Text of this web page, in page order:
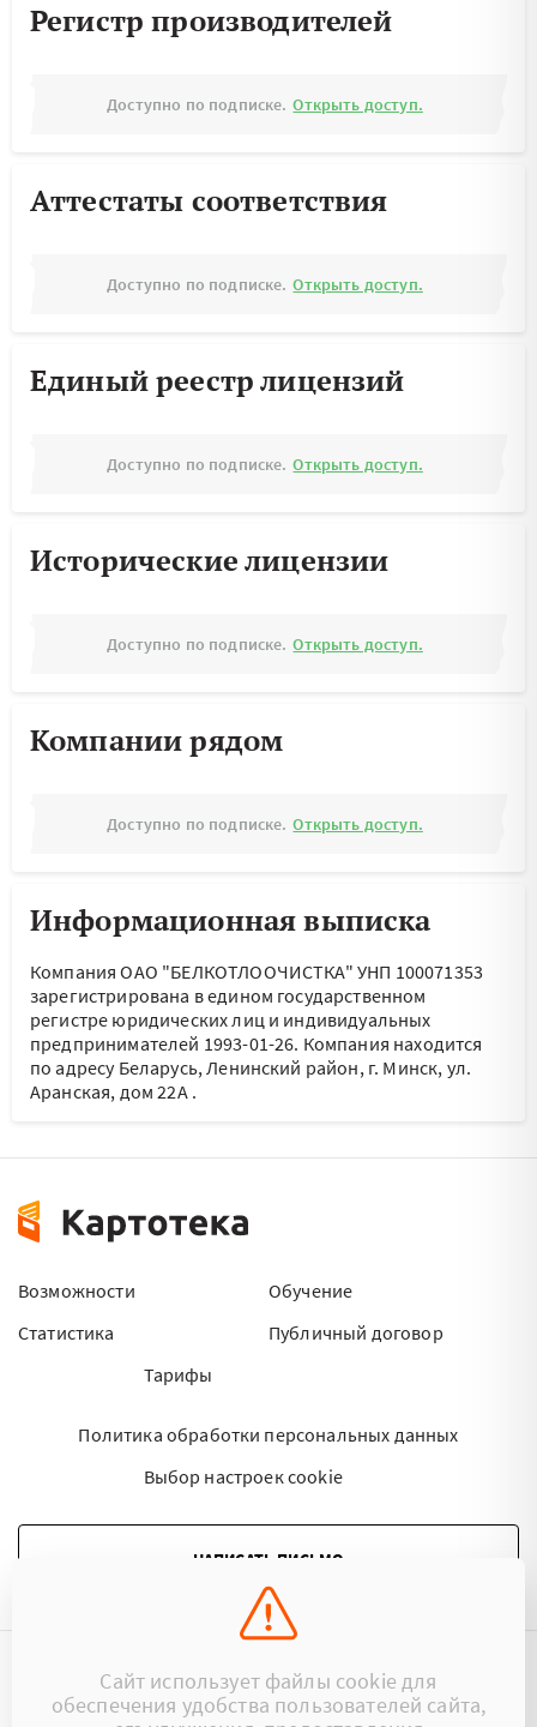
Регистр производителей
Доступно по подписке. Открыть доступ.
Аттестаты соответствия
Доступно по подписке. Открыть доступ.
Единый реестр лицензий
Доступно по подписке. Открыть доступ.
Исторические лицензии
Доступно по подписке. Открыть доступ.
Компании рядом
Доступно по подписке. Открыть доступ.
Информационная выписка
Компания ОАО "БЕЛКОТЛООЧИСТКА" УНП 100071353
зарегистрирована в едином государственном
регистре юридических лиц и индивидуальных
предпринимателей 1993-01-26. Компания находится
по адресу Беларусь, Ленинский район, г. Минск, ул.
Аранская, дом 22А.
Возможности
Статистика
Тарифы
Обучение
Публичный договор
Политика обработки персональных данных
Выбор настроек cookie
НАПИСАТЬ ПИСЬМО
©2015 - 2026 Kartoteka.by Все права защищены.
Сайт использует файлы cookie для
обеспечения удобства пользователей сайта,